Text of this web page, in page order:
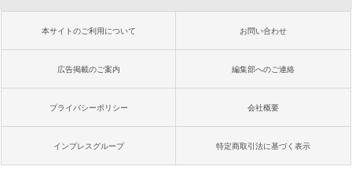
本サイトのご利用について お問い合わせ
広告掲載のご案内 編集部へのご連絡
プライバシーポリシー 会社概要
インプレスグループ 特定商取引法に基づく表示